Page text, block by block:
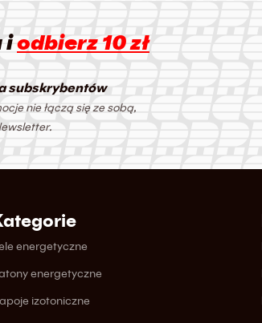
iodbierz 10 zł
subskrybentów
nie łączą się ze sobą,
energetyczne
energetyczne
izotoniczne